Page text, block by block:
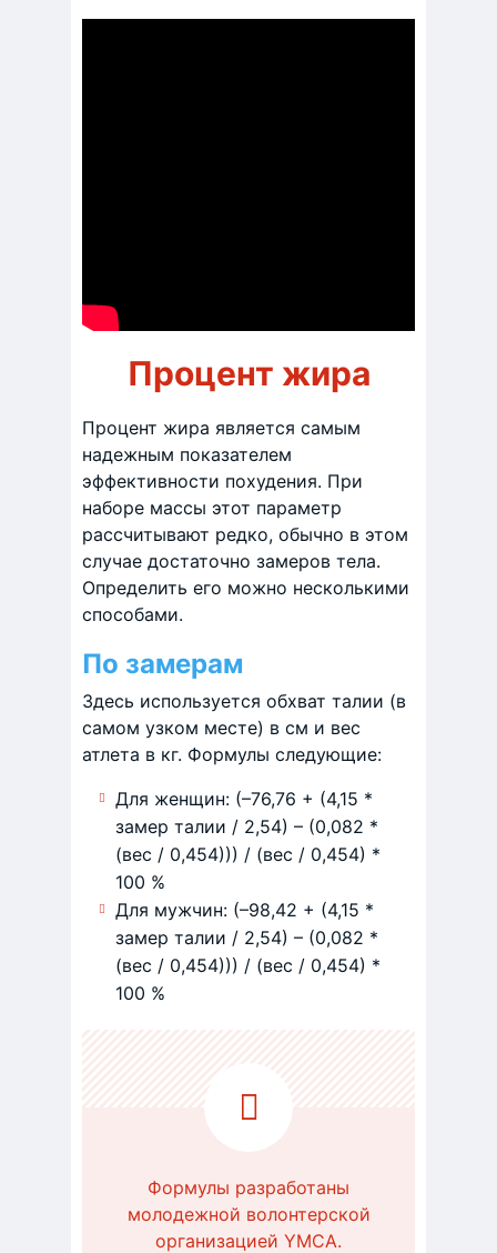
Процент жира
Процент жира является самым
надежным показателем
эффективности похудения. При
наборе массы этот параметр
рассчитывают редко, обычно в этом
случае достаточно замеров тела.
Определить его можно несколькими
способами.
По замерам
Здесь используется обхват талии (в
самом узком месте) в см и вес
атлета в кг. Формулы следующие:
Для женщин: (–76,76 + (4,15 *
замер талии / 2,54) – (0,082 *
(вес / 0,454))) / (вес / 0,454) *
100 %
Для мужчин: (–98,42 + (4,15 *
замер талии / 2,54) – (0,082 *
(вес / 0,454))) / (вес / 0,454) *
100 %
Формулы разработаны
молодежной волонтерской
организацией YMCA.